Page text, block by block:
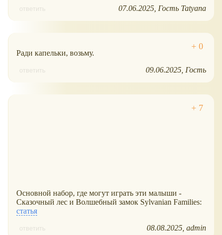
ответить 07.06.2025 Гость Tatyana
Ради капельки, возьму.
ответить 09.06.2025 Гость
Основной набор, где могут играть эти малыши -
Сказочный лес и Волшебный замок Sylvanian Families:
статья
ответить 08.08.2025 admin